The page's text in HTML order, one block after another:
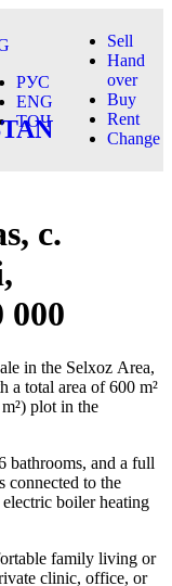
РУС
ENG
ТОҶ
Sell
Hand
over
Buy
Rent
Change
c.
000
in the Selxoz Area,
a total area of 600 m²
plot in the
bathrooms, and a full
connected to the
boiler heating
family living or
clinic, office, or